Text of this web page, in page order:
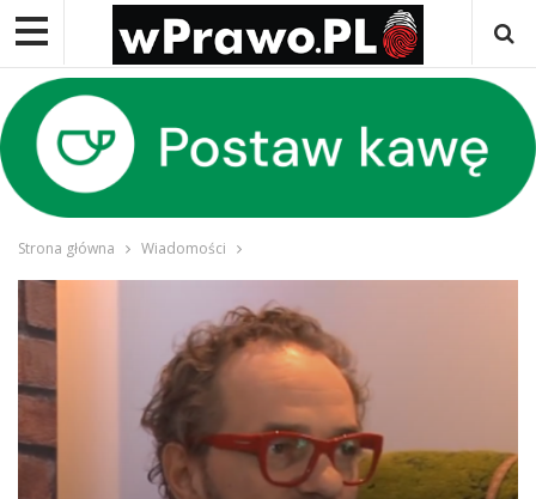
Strona główna Wiadomości